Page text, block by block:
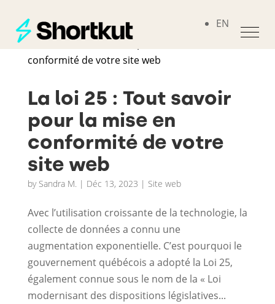
EN
La loi 25 : Tout savoir
pour la mise en
conformité de votre
site web
by Sandra M. | Déc 13, 2023 | Site web
Avec l’utilisation croissante de la technologie, la
collecte de données a connu une
augmentation exponentielle. C’est pourquoi le
gouvernement québécois a adopté la Loi 25,
également connue sous le nom de la « Loi
modernisant des dispositions législatives...